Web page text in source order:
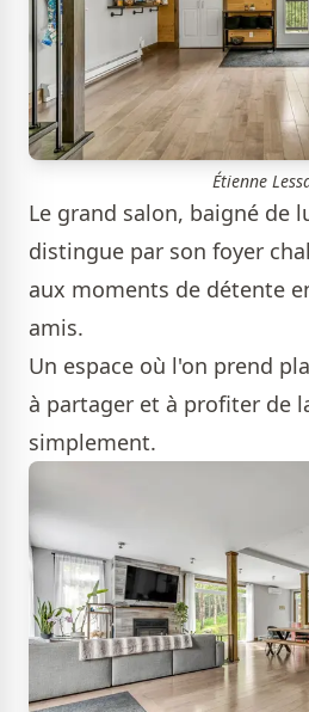
Étienne
Le grand salon, baigné de
distingue par son foyer
aux moments de détente
amis.
Un espace où l'on prend
à partager et à profiter de
simplement.